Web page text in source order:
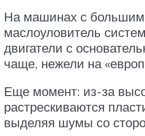
На машинах с
маслоуловитель
двигатели с
чаще, нежели на
Еще момент: из-за
растрескиваются
выделяя шумы со